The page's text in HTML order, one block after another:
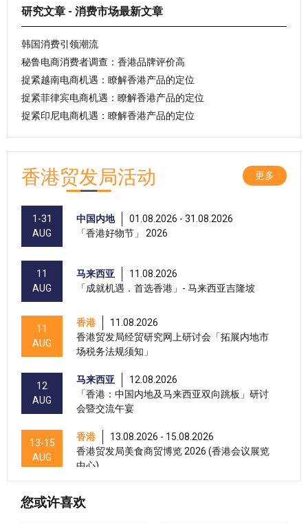
研究文章 - 消费市场最新文章
韩国消费引领潮流
秘鲁电商消费者调查：香港品牌评价高
捉紧越南电商机遇：瞭解香港产品的定位
捉紧菲律宾电商机遇：瞭解香港产品的定位
捉紧印尼电商机遇：瞭解香港产品的定位
香港贸发局活动 更多
1-31
AUG
中国内地
01.08.2026 - 31.08.2026
「香港好物节」 2026
11
AUG
马来西亚
11.08.2026
「成就机遇．首选香港」- 马来西亚吉隆坡
11
AUG
香港
11.08.2026
香港贸发局经贸研究网上研讨会「拓展内地市
场税务法规须知」
12
AUG
马来西亚
12.08.2026
「香港：中国内地及马来西亚双向跳板」研讨
会暨交流午宴
13-15
AUG
香港
13.08.2026 - 15.08.2026
香港贸发局美食商贸博览 2026 (香港会议展览
中心)
13-15
香港
香港贸发局香港国际茶展 2026 (香港会议展览
您或许喜欢